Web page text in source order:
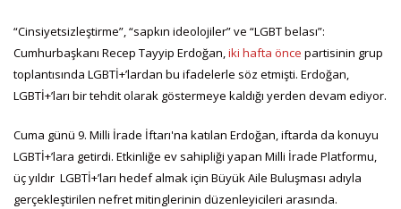
“Cinsiyetsizleştirme”, “sapkın ideolojiler” ve “LGBT belası”:
Cumhurbaşkanı Recep Tayyip Erdoğan, iki hafta önce partisinin grup
toplantısında LGBTİ+’lardan bu ifadelerle söz etmişti. Erdoğan,
LGBTİ+’ları bir tehdit olarak göstermeye kaldığı yerden devam ediyor.
Cuma günü 9. Milli İrade İftarı'na katılan Erdoğan, iftarda da konuyu
LGBTİ+’lara getirdi. Etkinliğe ev sahipliği yapan Milli İrade Platformu,
üç yıldır LGBTİ+’ları hedef almak için Büyük Aile Buluşması adıyla
gerçekleştirilen nefret mitinglerinin düzenleyicileri arasında.